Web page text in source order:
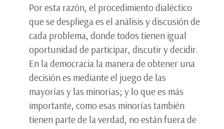
Por esta razón, el procedimiento dialéctico
que se despliega es el análisis y discusión de
cada problema, donde todos tienen igual
oportunidad de participar, discutir y decidir.
En la democracia la manera de obtener una
decisión es mediante el juego de las
mayorías y las minorías; y lo que es más
importante, como esas minorías también
tienen parte de la verdad, no están fuera de